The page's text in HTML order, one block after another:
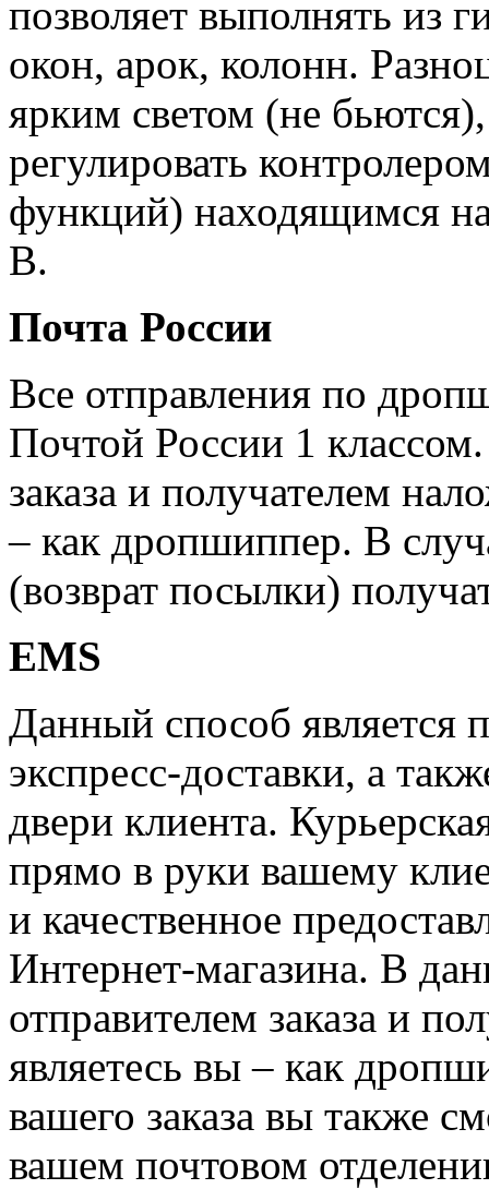
позволяет выполнять из
окон, арок, колонн.
ярким светом (не
регулировать
функций) находящимся
В.
Почта России
Все отправления по
Почтой России 1
заказа и получателем
– как дропшиппер. В
(возврат посылки)
EMS
Данный способ является
экспресс-доставки, а
двери клиента.
прямо в руки вашему
и качественное
Интернет-магазина. В
отправителем заказа и
являетесь вы – как
вашего заказа вы также
вашем почтовом